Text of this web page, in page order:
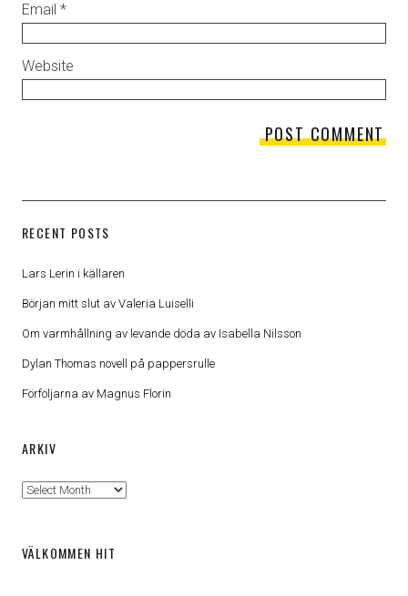
Email *
Website
RECENT POSTS
Lars Lerin i källaren
Början mitt slut av Valeria Luiselli
Om varmhållning av levande döda av Isabella Nilsson
Dylan Thomas novell på pappersrulle
Förföljarna av Magnus Florin
ARKIV
Arkiv
VÄLKOMMEN HIT